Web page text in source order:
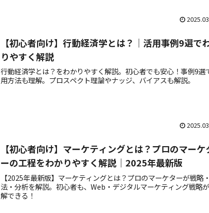
【初心者向け】行動経済学とは？｜活用事例9選で
りやすく解説
行動経済学とは？をわかりやすく解説。初心者でも安心！事例9選
用方法も理解。プロスペクト理論やナッジ、バイアスも解説。
【初心者向け】マーケティングとは？プロのマーケ
ーの工程をわかりやすく解説｜2025年最新版
【2025年最新版】マーケティングとは？プロのマーケターが戦略
法・分析を解説。初心者も、Web・デジタルマーケティング戦略
解できる！